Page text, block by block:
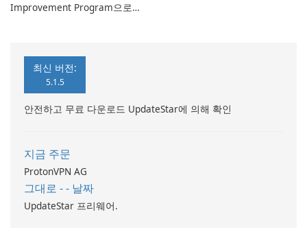
Improvement Program으로
최신 버전:
5.1.5
안전하고 무료 다운로드 UpdateStar에 의해 확인
지금 주문
ProtonVPN AG
그대로 - - 날짜
UpdateStar 프리웨어.